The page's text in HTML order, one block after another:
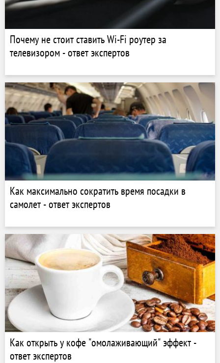
Почему не стоит ставить Wi-Fi роутер за
телевизором - ответ экспертов
Как максимально сократить время посадки в
самолет - ответ экспертов
Как открыть у кофе "омолаживающий" эффект -
ответ экспертов